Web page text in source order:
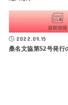
2022.09.15
桑名文協第52号発行